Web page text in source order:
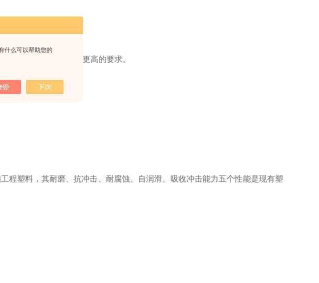
什么可以帮助您的
池充电装置也提出了更高的要求。
程塑料，其耐磨、抗冲击、耐腐蚀、自润滑、吸收冲击能力五个性能是现有塑